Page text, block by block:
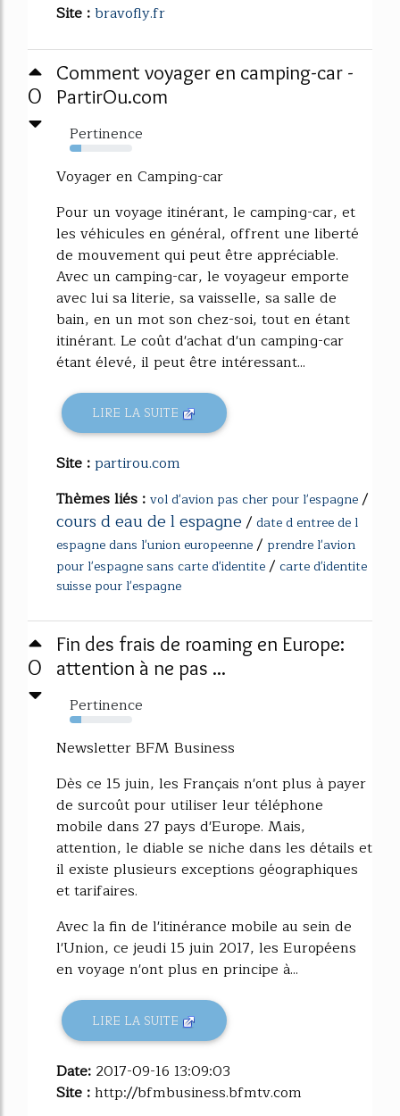
Site :bravofly.fr
0
Comment voyager en camping-car -
PartirOu.com
Pertinence
19%
Voyager en Camping-car
Pour un voyage itinérant, le camping-car, et
les véhicules en général, offrent une liberté
de mouvement qui peut être appréciable.
Avec un camping-car, le voyageur emporte
avec lui sa literie, sa vaisselle, sa salle de
bain, en un mot son chez-soi, tout en étant
itinérant. Le coût d'achat d'un camping-car
étant élevé, il peut être intéressant...
LIRE LA SUITE
Site :partirou.com
Thèmes liés : vol d'avion pas cher pour l'espagne/
cours d eau de l espagne/ date d entree de l
espagne dans l'union europeenne/ prendre l'avion
pour l'espagne sans carte d'identite/ carte d'identite
suisse pour l'espagne
0
Fin des frais de roaming en Europe:
attention à ne pas ...
Pertinence
19%
Newsletter BFM Business
Dès ce 15 juin, les Français n'ont plus à payer
de surcoût pour utiliser leur téléphone
mobile dans 27 pays d'Europe. Mais,
attention, le diable se niche dans les détails et
il existe plusieurs exceptions géographiques
et tarifaires.
Avec la fin de l'itinérance mobile au sein de
l'Union, ce jeudi 15 juin 2017, les Européens
en voyage n'ont plus en principe à...
LIRE LA SUITE
Date: 2017-09-16 13:09:03
Site :http://bfmbusiness.bfmtv.com